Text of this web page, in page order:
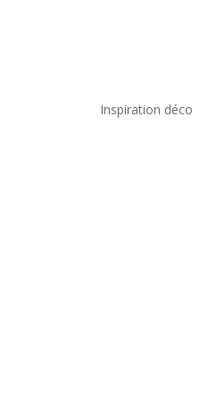
Inspiration déco